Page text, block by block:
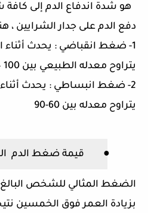
هو شدة اندفاع الدم إلى
دفع الدم على جدار الشرايين
1- ضغط انقباضي : يحدث
يتراوح معدله الطبيعي بين 100 – 140
2- ضغط انبساطي : يحدث
يتراوح معدله بين 60-90
● قيمة ضغط الدم
الضغط المثالي للشخص البالغ
بزيادة العمر فوق الخمسين